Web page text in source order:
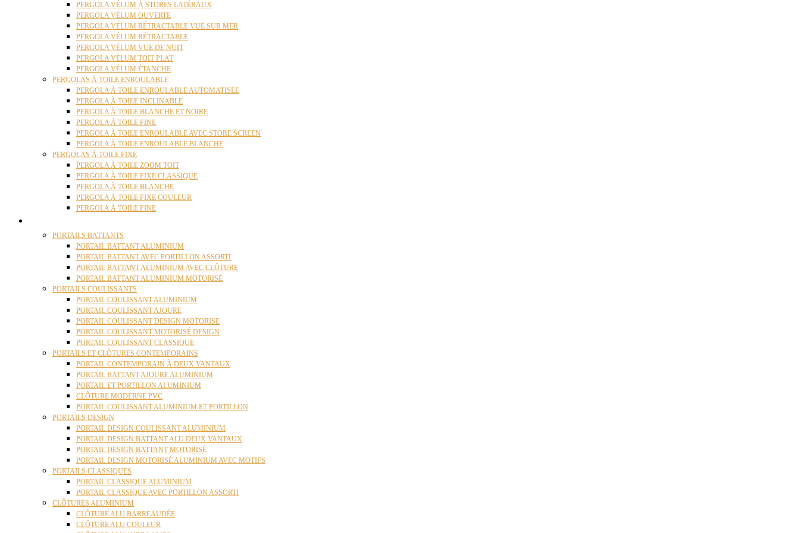
PERGOLA VÉLUM À STORES LATÉRAUX
PERGOLA VÉLUM OUVERTE
PERGOLA VÉLUM RÉTRACTABLE VUE SUR MER
PERGOLA VÉLUM RÉTRACTABLE
PERGOLA VÉLUM VUE DE NUIT
PERGOLA VÉLUM TOIT PLAT
PERGOLA VÉLUM ÉTANCHE
PERGOLAS À TOILE ENROULABLE
PERGOLA À TOILE ENROULABLE AUTOMATISÉE
PERGOLA À TOILE INCLINABLE
PERGOLA À TOILE BLANCHE ET NOIRE
PERGOLA À TOILE FINE
PERGOLA À TOILE ENROULABLE AVEC STORE SCREEN
PERGOLA À TOILE ENROULABLE BLANCHE
PERGOLAS À TOILE FIXE
PERGOLA À TOILE ZOOM TOIT
PERGOLA À TOILE FIXE CLASSIQUE
PERGOLA À TOILE BLANCHE
PERGOLA À TOILE FIXE COULEUR
PERGOLA À TOILE FINE
PORTAILS BATTANTS
PORTAIL BATTANT ALUMINIUM
PORTAIL BATTANT AVEC PORTILLON ASSORTI
PORTAIL BATTANT ALUMINIUM AVEC CLÔTURE
PORTAIL BATTANT ALUMINIUM MOTORISÉ
PORTAILS COULISSANTS
PORTAIL COULISSANT ALUMINIUM
PORTAIL COULISSANT AJOURE
PORTAIL COULISSANT DESIGN MOTORISE
PORTAIL COULISSANT MOTORISÉ DESIGN
PORTAIL COULISSANT CLASSIQUE
PORTAILS ET CLÔTURES CONTEMPORAINS
PORTAIL CONTEMPORAIN À DEUX VANTAUX
PORTAIL BATTANT AJOURE ALUMINIUM
PORTAIL ET PORTILLON ALUMINIUM
CLÔTURE MODERNE PVC
PORTAIL COULISSANT ALUMINIUM ET PORTILLON
PORTAILS DESIGN
PORTAIL DESIGN COULISSANT ALUMINIUM
PORTAIL DESIGN BATTANT ALU DEUX VANTAUX
PORTAIL DESIGN BATTANT MOTORISÉ
PORTAIL DESIGN MOTORISÉ ALUMINIUM AVEC MOTIFS
PORTAILS CLASSIQUES
PORTAIL CLASSIQUE ALUMINIUM
PORTAIL CLASSIQUE AVEC PORTILLON ASSORTI
CLÔTURES ALUMINIUM
CLÔTURE ALU BARREAUDÉE
CLÔTURE ALU COULEUR